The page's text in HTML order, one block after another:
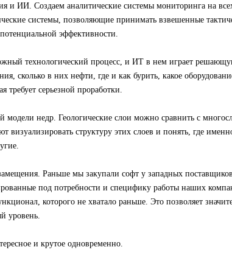
и ИИ. Создаем аналитические системы мониторинга на
системы, позволяющие принимать взвешенные
эффективности.
технологический процесс, и ИТ в нем играет
сколько в них нефти, где и как бурить, какое
требует серьезной проработки.
недр. Геологические слои можно сравнить с
структуру этих слоев и понять, где
Раньше мы закупали софт у западных
под потребности и специфику работы наших
которого не хватало раньше. Это позволяет
уровень.
и крутое одновременно.